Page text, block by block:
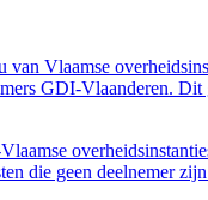
Vlaamse
GDI-Vlaanderen. Dit
die geen deelnemer